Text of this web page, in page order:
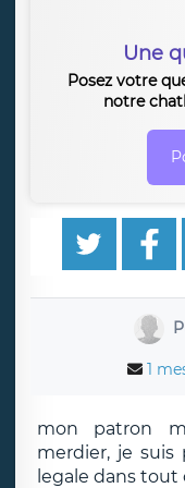
Une
Posez votre
notre
1
mon patron
merdier, je
legale dans tout